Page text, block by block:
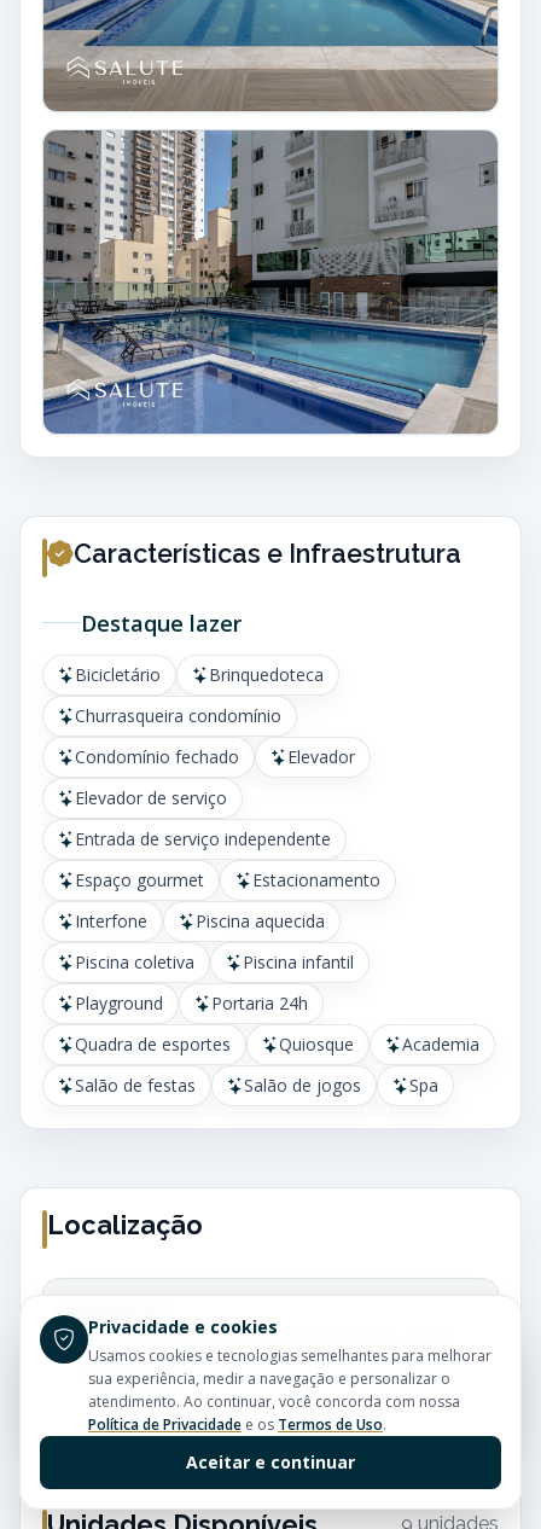
Características e Infraestrutura
Destaque lazer
Bicicletário
Brinquedoteca
Churrasqueira condomínio
Condomínio fechado
Elevador
Elevador de serviço
Entrada de serviço independente
Espaço gourmet
Estacionamento
Interfone
Piscina aquecida
Piscina coletiva
Piscina infantil
Playground
Portaria 24h
Quadra de esportes
Quiosque
Academia
Salão de festas
Salão de jogos Spa
Localização
Centro - Balneário Camboriú - SC - CEP:
88330-380
9 unidades
Privacidade e cookies
Usamos cookies e tecnologias semelhantes para melhorar
sua experiência, medir a navegação e personalizar o
atendimento. Ao continuar, você concorda com nossa
Política de Privacidade e os Termos de Uso.
Aceitar e continuar